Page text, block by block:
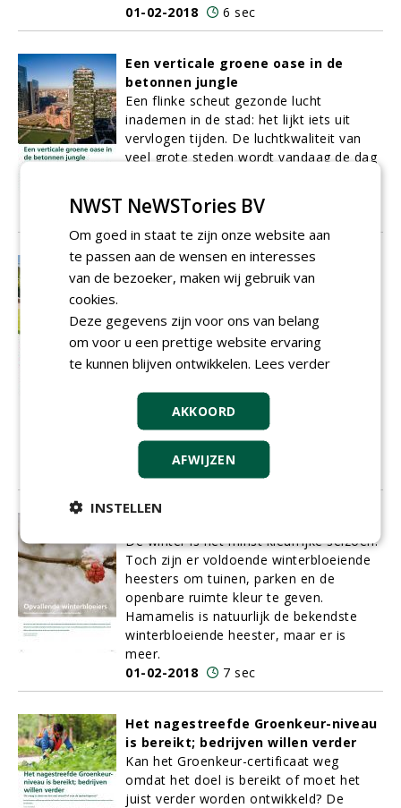
01-02-2018
6 sec
Een verticale groene oase in de
betonnen jungle
Een flinke scheut gezonde lucht
inademen in de stad: het lijkt iets uit
vervlogen tijden. De luchtkwaliteit van
veel grote steden wordt vandaag de dag
mix van smog en fijnstof.
01-02-2018
8 sec
Omgevingspsycholoog Van Dijk:
'Beleving' hoeft geen
zijn!
Innovatie is groenondernemer Douwe
Snoek niet vreemd. De meest recente
denktank waarbij hij zich aansloot, is het
‘Kluer-concept’. In deze denktank trekken
partijen samen op: een
omgevingspsycholoog, een
groenaannemer en een bouwer.
01-02-2018
De winter is het minst kleurrijke seizoen.
Toch zijn er voldoende winterbloeiende
heesters om tuinen, parken en de
openbare ruimte kleur te geven.
Hamamelis is natuurlijk de bekendste
winterbloeiende heester, maar er is
meer.
01-02-2018
7 sec
Het nagestreefde Groenkeur-niveau
is bereikt; bedrijven willen verder
Kan het Groenkeur-certificaat weg
omdat het doel is bereikt of moet het
juist verder worden ontwikkeld? De
NWST NeWSTories BV
Om goed in staat te zijn onze website aan
te passen aan de wensen en interesses
van de bezoeker, maken wij gebruik van
cookies.
Deze gegevens zijn voor ons van belang
om voor u een prettige website ervaring
te kunnen blijven ontwikkelen. Lees verder
AKKOORD
AFWIJZEN
INSTELLEN